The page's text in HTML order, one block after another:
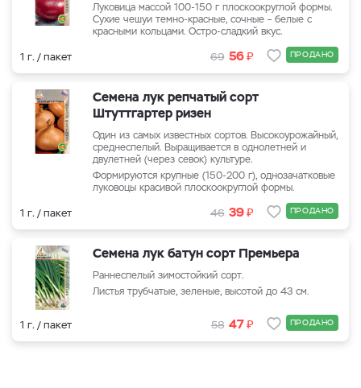
Луковица массой 100-150 г плоскоокруглой формы.
Сухие чешуи темно-красные, сочные – белые с
красными кольцами. Остро-сладкий вкус.
1 г. / пакет 69 56₽ ПРОДАНО
Семена лук репчатый сорт
Штуттгартер ризен
Один из самых известных сортов. Высокоурожайный,
среднеспелый. Выращивается в однолетней и
двулетней (через севок) культуре.
Формируются крупные (150-200 г), однозачатковые
луковоцы красивой плоскоокруглой формы.
1 г. / пакет 46 39₽ ПРОДАНО
Cемена лук батун сорт Премьера
Раннеспелый зимостойкий сорт.
Листья трубчатые, зеленые, высотой до 43 см.
1 г. / пакет 58 47₽ ПРОДАНО